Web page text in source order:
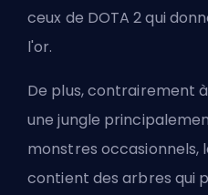
ceux de DOTA 2 qui
l'or.
De plus, contrairement
une jungle
monstres occasionnels,
contient des arbres qui